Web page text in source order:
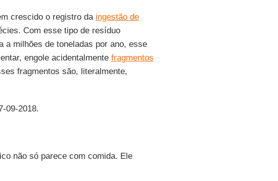
crescido o registro da ingestão de
Com esse tipo de resíduo
a milhões de toneladas por ano, esse
engole acidentalmente fragmentos
fragmentos são, literalmente,
09-2018.
não só parece com comida. Ele